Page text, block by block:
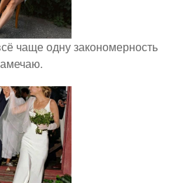
чаще одну закономерность